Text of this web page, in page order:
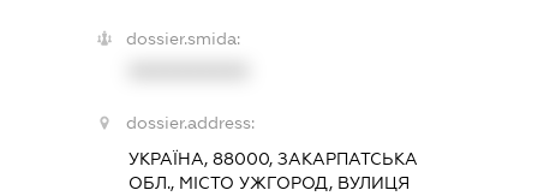
dossier.smida:
dossier.address:
УКРАЇНА, 88000, ЗАКАРПАТСЬКА
ОБЛ., МІСТО УЖГОРОД, ВУЛИЦЯ